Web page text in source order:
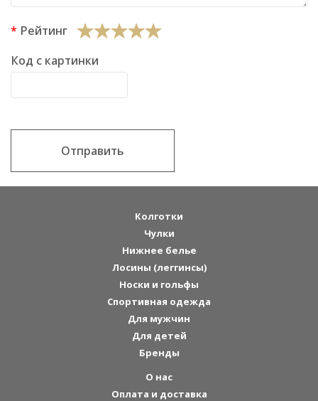
Рейтинг
Код с картинки
Отправить
Колготки
Чулки
Нижнее белье
Лосины (леггинсы)
Носки и гольфы
Спортивная одежда
Для мужчин
Для детей
Бренды
О нас
Оплата и доставка